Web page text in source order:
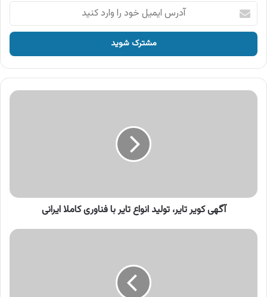
آدرس
ایمیل
خود
وارد
کنید
آگهی
کاملا
آگهی کویر تایر، تولید انواع تایر با فناوری کاملا ایرانی
آگهی